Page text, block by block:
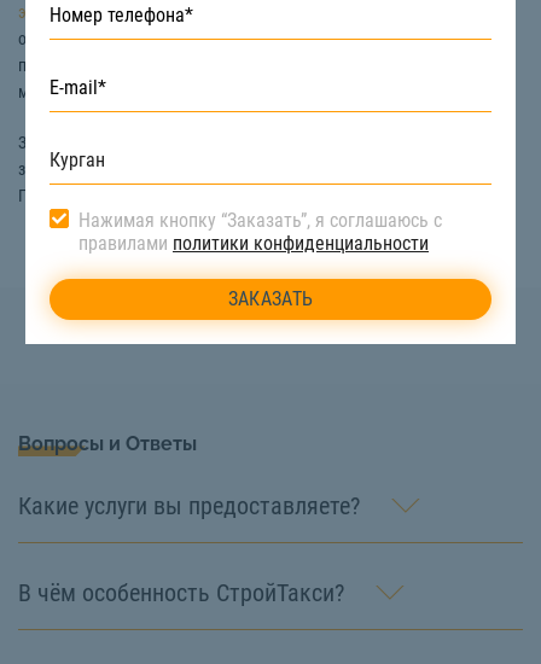
экскаватором.Помимо землеройной техники на строительном
объекте должны также находиться погрузчики исамосвалы.Они
позволяют выгружать грунт либо перевозить его к необходимому
месту.
Заказать исправную спецтехнику и качественные материалы для
засыпки котлованов в Кургане вы можете на сайте «СтройТакси».
Подробности по телефону:
Вопросы и Ответы
Какие услуги вы предоставляете?
В чём особенность СтройТакси?
Нажимая кнопку “Заказать”, я соглашаюсь с
правилами политики конфиденциальности